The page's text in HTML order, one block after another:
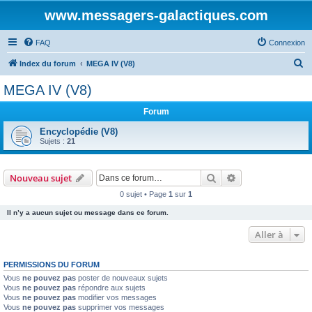
www.messagers-galactiques.com
FAQ Connexion
Index du forum MEGA IV (V8)
MEGA IV (V8)
Forum
Encyclopédie (V8)
Sujets : 21
Nouveau sujet Rechercher
0 sujet • Page 1 sur 1
Il n’y a aucun sujet ou message dans ce forum.
Aller à
PERMISSIONS DU FORUM
Vous ne pouvez pas poster de nouveaux sujets
Vous ne pouvez pas répondre aux sujets
Vous ne pouvez pas modifier vos messages
Vous ne pouvez pas supprimer vos messages